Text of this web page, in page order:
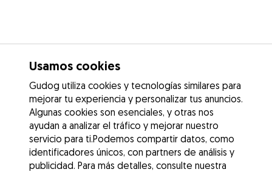
Usamos cookies
Gudog utiliza cookies y tecnologías similares para
mejorar tu experiencia y personalizar tus anuncios.
Algunas cookies son esenciales, y otras nos
ayudan a analizar el tráfico y mejorar nuestro
servicio para ti.Podemos compartir datos, como
identificadores únicos, con partners de análisis y
publicidad. Para más detalles, consulte nuestra